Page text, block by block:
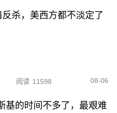
杀，美西方都不淡定了
阅读 11598 08-06
基的时间不多了，最艰难